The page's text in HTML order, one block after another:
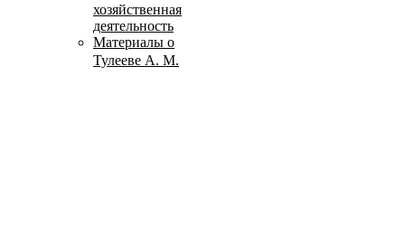
хозяйственная
деятельность
Материалы о
Тулееве А. М.